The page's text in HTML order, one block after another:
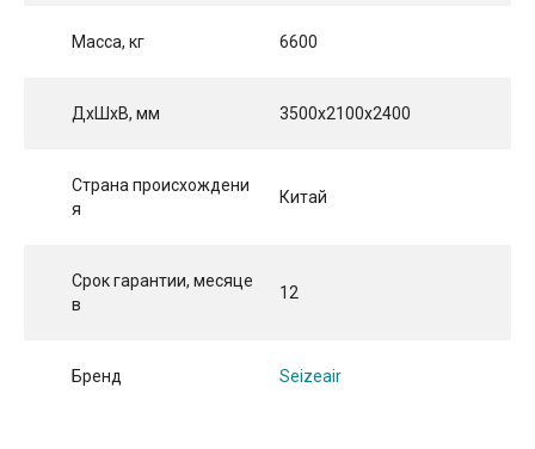
Масса, кг 6600
ДхШхВ, мм 3500x2100x2400
Страна происхождени
я
Китай
Срок гарантии, месяце
в
12
Бренд Seizeair